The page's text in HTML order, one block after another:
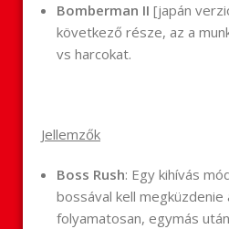
Bomberman II[japán
következő része, az a
vs harcokat.
Jellemzők
Boss Rush: Egy kihívás
bossával kell megküzdenie
folyamatosan, egymás